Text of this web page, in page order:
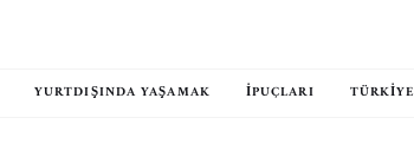
YURTDIŞINDA YAŞAMAK İPUÇLARI TÜRKIYE